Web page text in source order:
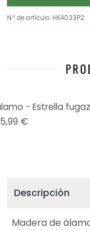
N.º de artículo: HK4033P2
- Estrella fugaz
€
Descripción
Madera de